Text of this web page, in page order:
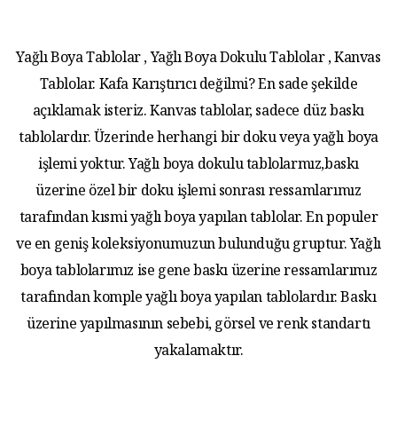
Yağlı Boya Tablolar , Yağlı Boya Dokulu Tablolar , Kanvas
Tablolar. Kafa Karıştırıcı değilmi? En sade şekilde
açıklamak isteriz. Kanvas tablolar, sadece düz baskı
tablolardır. Üzerinde herhangi bir doku veya yağlı boya
işlemi yoktur. Yağlı boya dokulu tablolarmız,baskı
üzerine özel bir doku işlemi sonrası ressamlarımız
tarafından kısmi yağlı boya yapılan tablolar. En populer
ve en geniş koleksiyonumuzun bulunduğu gruptur. Yağlı
boya tablolarımız ise gene baskı üzerine ressamlarımız
tarafından komple yağlı boya yapılan tablolardır. Baskı
üzerine yapılmasının sebebi, görsel ve renk standartı
yakalamaktır.